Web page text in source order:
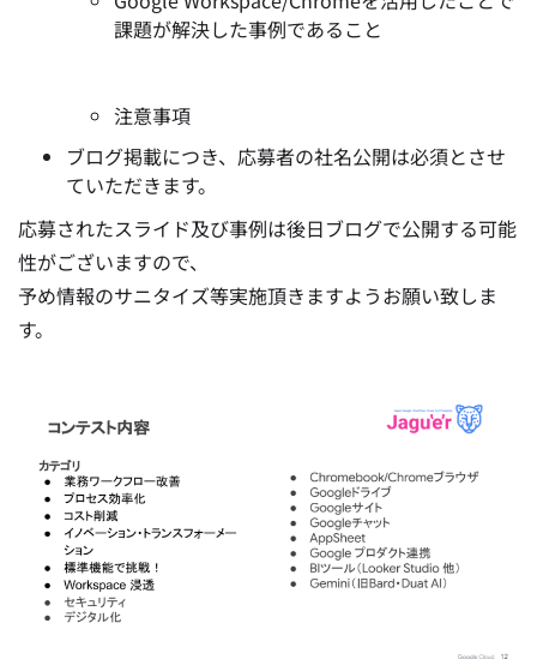
課題が解決した事例であること
注意事項
ブログ掲載につき、応募者の社名公開は必須とさせ
ていただきます。
応募されたスライド及び事例は後日ブログで公開する可能
性がございますので、
予め情報のサニタイズ等実施頂きますようお願い致しま
す。